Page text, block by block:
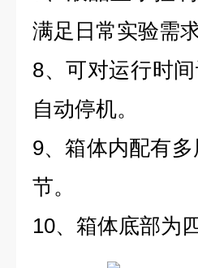
满足日常实验需求
8、可对运行时
自动停机。
9、箱体内配有
节。
10、箱体底部为